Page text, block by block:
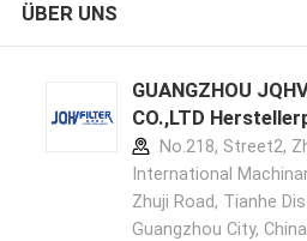
ÜBER UNS
GUANGZHOU
CO.,LTD
No.218, Street2,
International
Zhuji Road, Tianhe
Guangzhou City,